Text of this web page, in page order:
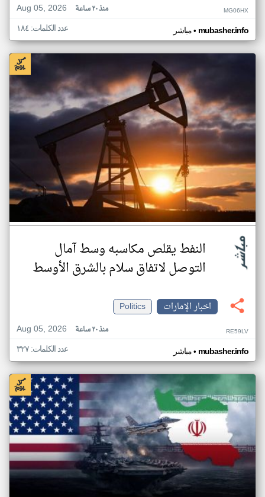
Aug 05, 2026
منذ ٢٠ ساعة MG06HX
مباشر• mubasher.info عدد الكلمات: ١٨٤
النفط يقلص مكاسبه وسط آمال
التوصل لاتفاق سلام بالشرق الأوسط
اخبار الإمارات
Politics
Aug 05, 2026
منذ ٢٠ ساعة RE59LV
مباشر• mubasher.info عدد الكلمات: ٣٢٧